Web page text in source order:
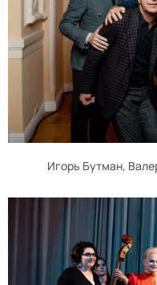
Игорь Бутман,